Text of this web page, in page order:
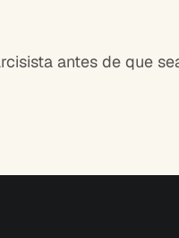
antes de que